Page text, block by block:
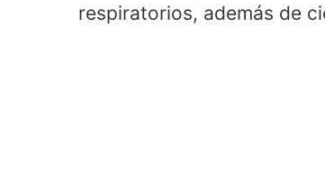
respiratorios, además de